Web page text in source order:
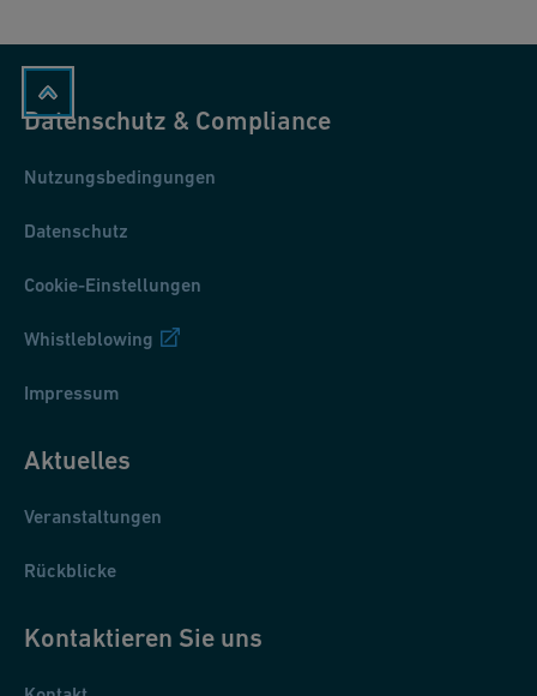
Datenschutz & Compliance
Nutzungsbedingungen
Datenschutz
Cookie-Einstellungen
Whistleblowing
Impressum
Aktuelles
Veranstaltungen
Rückblicke
Kontaktieren Sie uns